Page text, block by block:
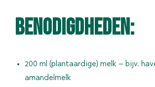
Benodigdheden:
200 ml (plantaardige) melk – bijv.
amandelmelk